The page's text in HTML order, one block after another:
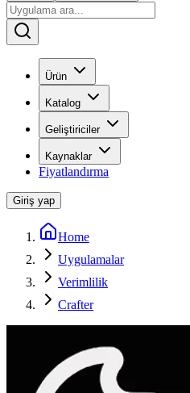
Ürün
Katalog
Geliştiriciler
Kaynaklar
Fiyatlandırma
Giriş yap
Home
Uygulamalar
Verimlilik
Crafter